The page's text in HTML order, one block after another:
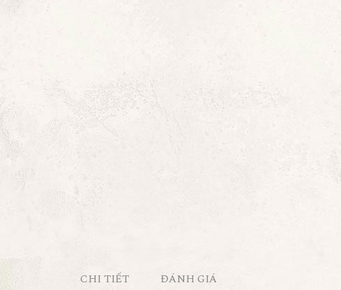
CHI TIẾT ĐÁNH GIÁ